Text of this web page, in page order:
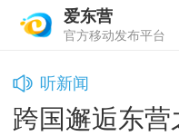
爱东营
官方移动发布平台
听新闻
跨国邂逅东营